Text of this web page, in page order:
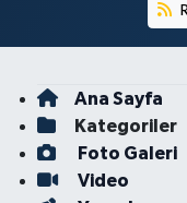
Ana Sayfa
Kategoriler
Foto Galeri
Video